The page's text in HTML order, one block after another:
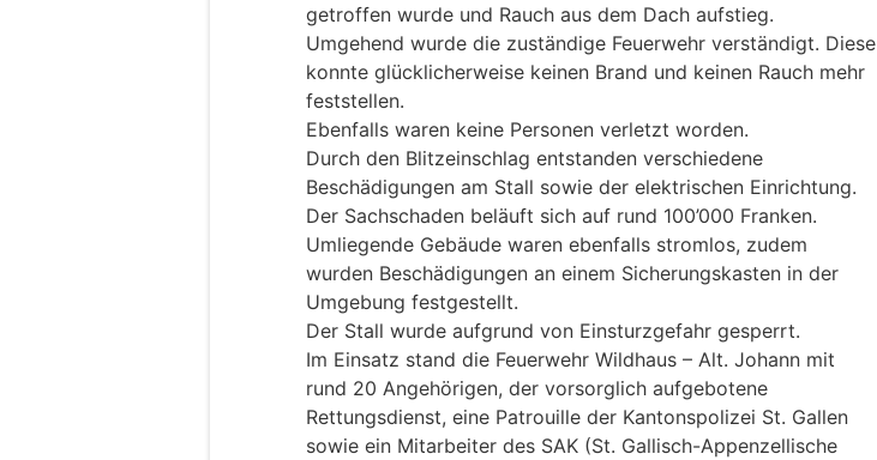
getroffen wurde und Rauch aus dem Dach aufstieg.
Umgehend wurde die zuständige Feuerwehr verständigt. Diese
konnte glücklicherweise keinen Brand und keinen Rauch mehr
feststellen.
Ebenfalls waren keine Personen verletzt worden.
Durch den Blitzeinschlag entstanden verschiedene
Beschädigungen am Stall sowie der elektrischen Einrichtung.
Der Sachschaden beläuft sich auf rund 100’000 Franken.
Umliegende Gebäude waren ebenfalls stromlos, zudem
wurden Beschädigungen an einem Sicherungskasten in der
Umgebung festgestellt.
Der Stall wurde aufgrund von Einsturzgefahr gesperrt.
Im Einsatz stand die Feuerwehr Wildhaus – Alt. Johann mit
rund 20 Angehörigen, der vorsorglich aufgebotene
Rettungsdienst, eine Patrouille der Kantonspolizei St. Gallen
sowie ein Mitarbeiter des SAK (St. Gallisch-Appenzellische